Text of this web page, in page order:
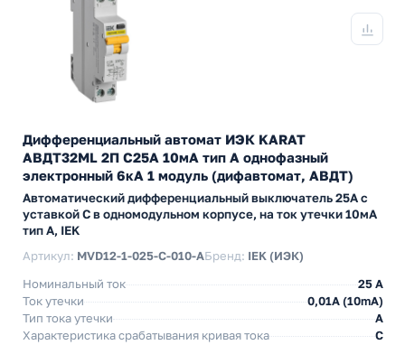
Дифференциальный автомат ИЭК KARAT
АВДТ32МL 2П С25А 10мА тип А однофазный
электронный 6кА 1 модуль (дифавтомат, АВДТ)
Автоматический дифференциальный выключатель 25А с
уставкой C в одномодульном корпусе, на ток утечки 10мА
тип А, IEK
Артикул: MVD12-1-025-C-010-AБренд: IEK (ИЭК)
Номинальный ток
25 А
Ток утечки
0,01A (10mA)
Тип тока утечки
A
Характеристика срабатывания кривая тока
C